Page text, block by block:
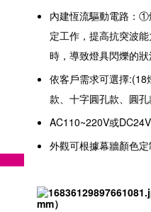
內建恆流驅動電路：
定工作，提高抗突波
時，導致燈具閃爍的狀
依客戶需求可選擇
款、十字圓孔款、圓孔
AC110~220V或DC24V
外觀可根據幕牆顏色定
mm）